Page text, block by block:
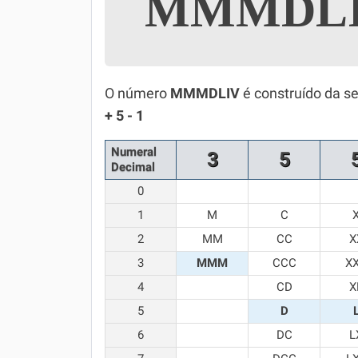
Todos os Exercícios
O número MMMDLIV é construído da
+ 5 - 1
Numeral
Decimal
3 5
0
1
M C
2
MM CC
3
MMM CCC
4
CD
5
D
6
DC